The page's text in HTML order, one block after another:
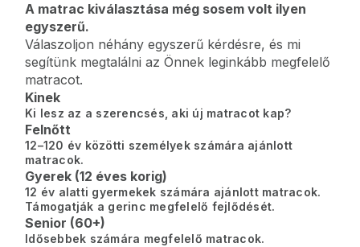
A matrac kiválasztása még sosem volt ilyen
egyszerű.
Válaszoljon néhány egyszerű kérdésre, és mi
segítünk megtalálni az Önnek leginkább megfelelő
matracot.
Kinek
Ki lesz az a szerencsés, aki új matracot kap?
Felnőtt
12–120 év közötti személyek számára ajánlott
matracok.
Gyerek (12 éves korig)
12 év alatti gyermekek számára ajánlott matracok.
Támogatják a gerinc megfelelő fejlődését.
Senior (60+)
Idősebbek számára megfelelő matracok.